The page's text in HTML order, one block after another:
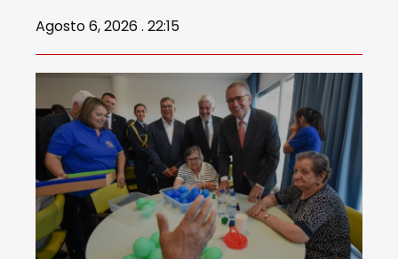
Agosto 6, 2026 . 22:15